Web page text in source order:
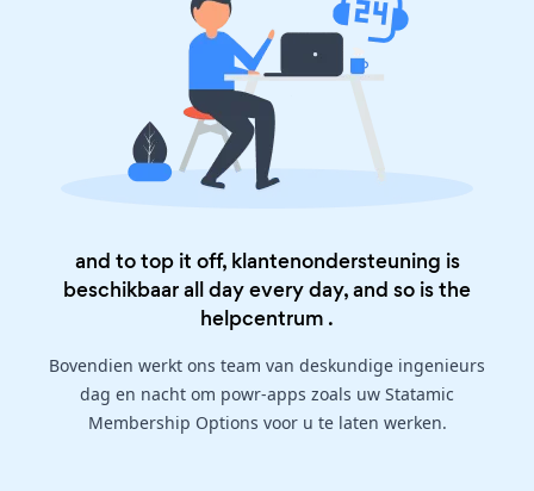
and to top it off, klantenondersteuning is
beschikbaar all day every day, and so is the
helpcentrum .
Bovendien werkt ons team van deskundige ingenieurs
dag en nacht om powr-apps zoals uw Statamic
Membership Options voor u te laten werken.